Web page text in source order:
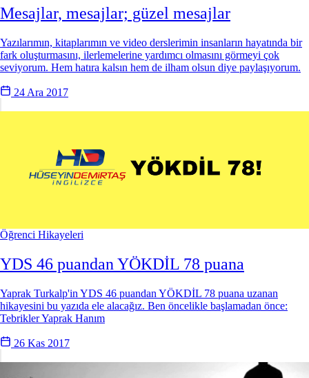
Mesajlar, mesajlar; güzel mesajlar
Yazılarımın, kitaplarımın ve video derslerimin insanların hayatında bir
fark oluşturmasını, ilerlemelerine yardımcı olmasını görmeyi çok
seviyorum. Hem hatıra kalsın hem de ilham olsun diye paylaşıyorum.
24 Ara 2017
Öğrenci Hikayeleri
YDS 46 puandan YÖKDİL 78 puana
Yaprak Turkalp'in YDS 46 puandan YÖKDİL 78 puana uzanan
hikayesini bu yazıda ele alacağız. Ben öncelikle başlamadan önce:
Tebrikler Yaprak Hanım
26 Kas 2017